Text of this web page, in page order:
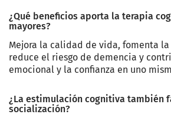
¿Qué beneficios aporta la terapia
mayores?
Mejora la calidad de vida, fomenta
reduce el riesgo de demencia y
emocional y la confianza en uno
¿La estimulación cognitiva también
socialización?